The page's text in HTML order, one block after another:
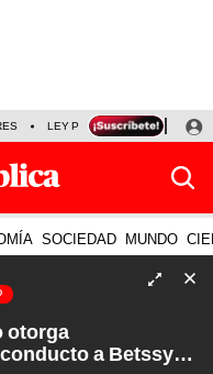
LEY PULPÍN PRECIO DEL
SOCIEDAD MUNDO
otorga
a Betssy